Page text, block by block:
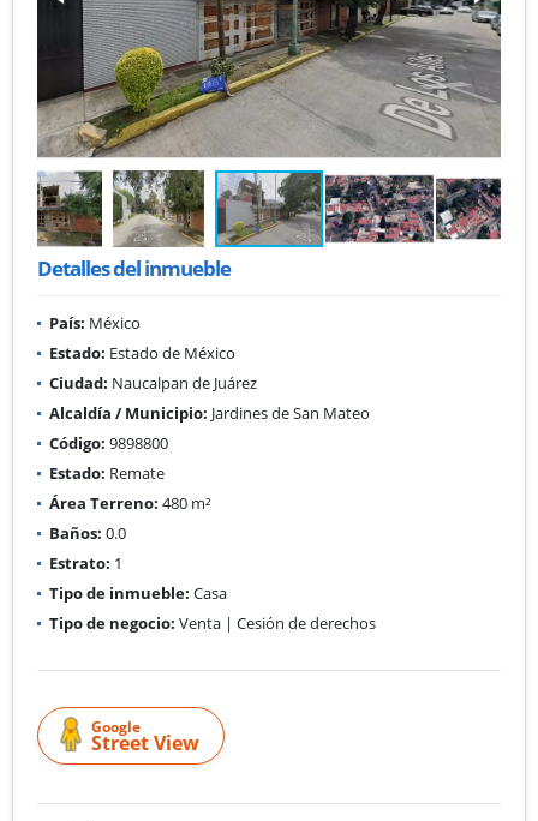
Detalles del inmueble
País: México
Estado: Estado de México
Ciudad: Naucalpan de Juárez
Alcaldía / Municipio: Jardines de San Mateo
Código: 9898800
Estado: Remate
Área Terreno: 480 m²
Baños: 0.0
Estrato: 1
Tipo de inmueble: Casa
Tipo de negocio: Venta | Cesión de derechos
Google
Street View